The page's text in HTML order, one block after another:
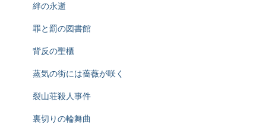
絆の永逝
罪と罰の図書館
背反の聖櫃
蒸気の街には薔薇が咲く
裂山荘殺人事件
裏切りの輪舞曲